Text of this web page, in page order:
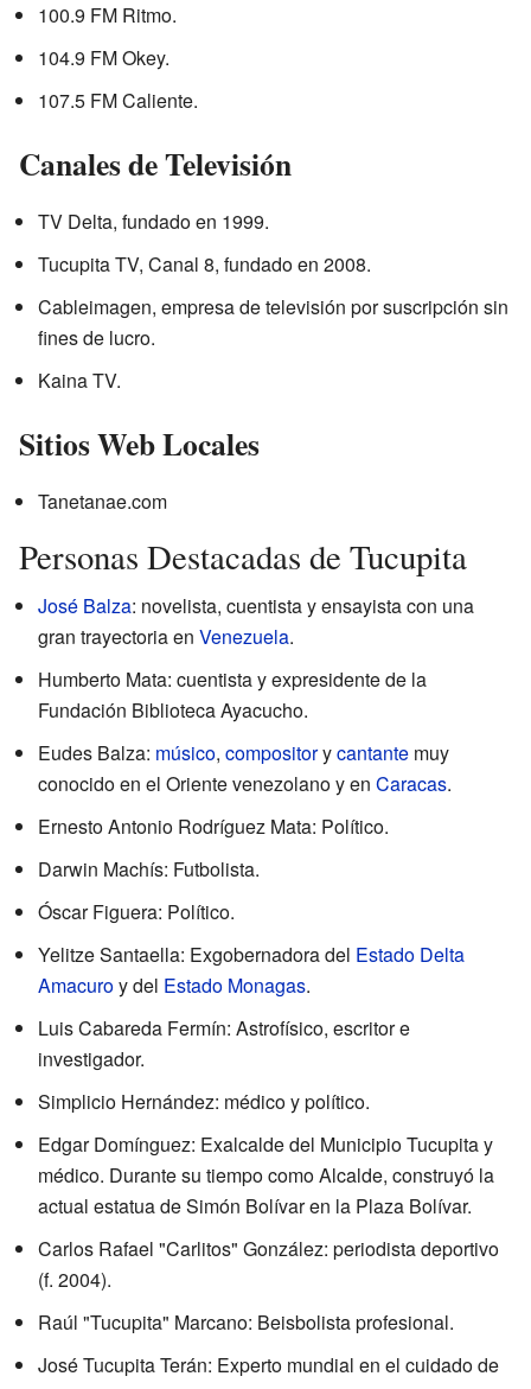
100.9 FM Ritmo.
104.9 FM Okey.
107.5 FM Caliente.
Canales de Televisión
TV Delta, fundado en 1999.
Tucupita TV, Canal 8, fundado en 2008.
Cableimagen, empresa de televisión por suscripción sin
fines de lucro.
Kaina TV.
Sitios Web Locales
Tanetanae.com
Personas Destacadas de Tucupita
José Balza: novelista, cuentista y ensayista con una
gran trayectoria en Venezuela.
Humberto Mata: cuentista y expresidente de la
Fundación Biblioteca Ayacucho.
Eudes Balza: músico, compositorycantante muy
conocido en el Oriente venezolano y en Caracas.
Ernesto Antonio Rodríguez Mata: Político.
Darwin Machís: Futbolista.
Óscar Figuera: Político.
Yelitze Santaella: Exgobernadora del Estado Delta
Amacuroy del Estado Monagas.
Luis Cabareda Fermín: Astrofísico, escritor e
investigador.
Simplicio Hernández: médico y político.
Edgar Domínguez: Exalcalde del Municipio Tucupita y
médico. Durante su tiempo como Alcalde, construyó la
actual estatua de Simón Bolívar en la Plaza Bolívar.
Carlos Rafael "Carlitos" González: periodista deportivo
(f. 2004).
Raúl "Tucupita" Marcano: Beisbolista profesional.
José Tucupita Terán: Experto mundial en el cuidado de